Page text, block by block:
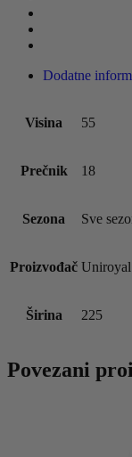
Dodatne
Visina 55
Prečnik 18
Sezona Sve
Proizvođač Uniroyal
Širina 225
Povezani